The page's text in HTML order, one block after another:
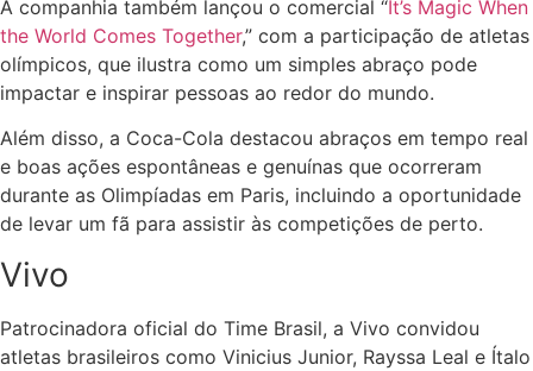
A companhia também lançou o comercial “It’s Magic When
the World Comes Together,” com a participação de atletas
olímpicos, que ilustra como um simples abraço pode
impactar e inspirar pessoas ao redor do mundo.
Além disso, a Coca-Cola destacou abraços em tempo real
e boas ações espontâneas e genuínas que ocorreram
durante as Olimpíadas em Paris, incluindo a oportunidade
de levar um fã para assistir às competições de perto.
Vivo
Patrocinadora oficial do Time Brasil, a Vivo convidou
atletas brasileiros como Vinicius Junior, Rayssa Leal e Ítalo